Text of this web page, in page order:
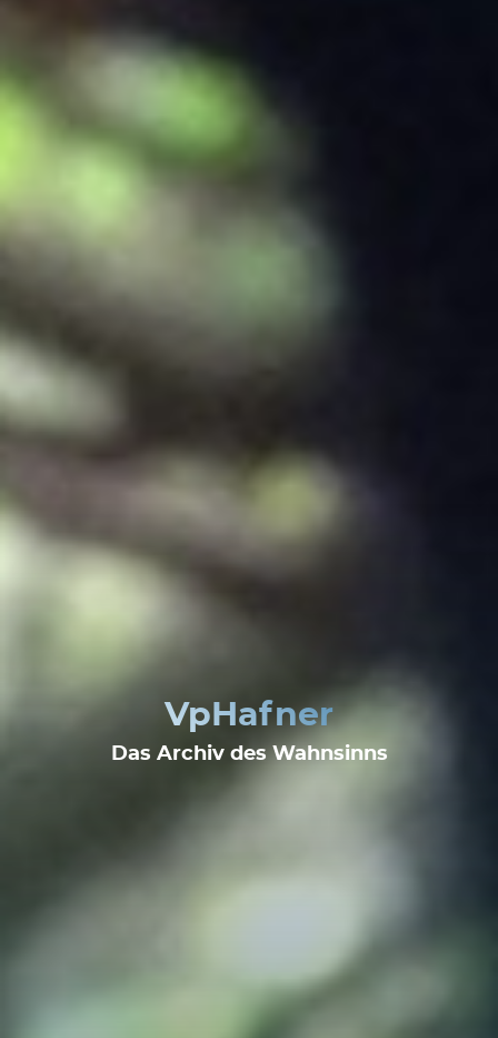
VpHafner
Das Archiv des Wahnsinns